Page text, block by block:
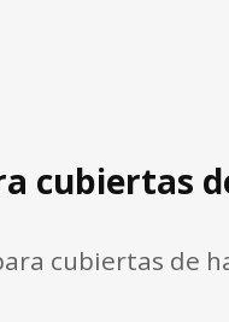
cubiertas
cubiertas de